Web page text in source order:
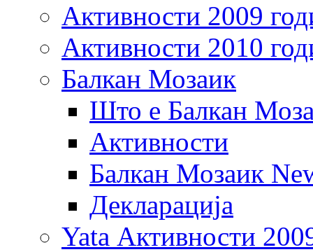
Активности 2009
Активности 2010
Балкан Мозаик
Што е Балкан
Активности
Балкан Мозаик
Декларација
Yata Активности